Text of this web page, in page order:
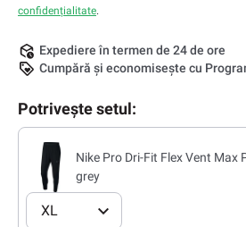
confidențialitate.
Expediere în termen de 24 de ore
Cumpără și economisește cu
Potrivește setul:
Nike Pro Dri-Fit Flex Vent Max
grey
XL